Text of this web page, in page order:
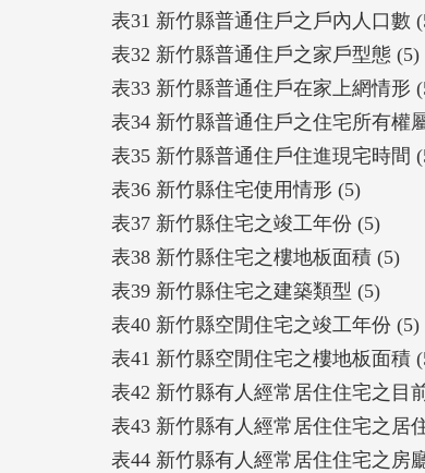
表31 新竹縣普通住戶之戶內人口數
表32 新竹縣普通住戶之家戶型態 (5)
表33 新竹縣普通住戶在家上網情形
表34 新竹縣普通住戶之住宅所有權
表35 新竹縣普通住戶住進現宅時間
表36 新竹縣住宅使用情形 (5)
表37 新竹縣住宅之竣工年份 (5)
表38 新竹縣住宅之樓地板面積 (5)
表39 新竹縣住宅之建築類型 (5)
表40 新竹縣空閒住宅之竣工年份 (5)
表41 新竹縣空閒住宅之樓地板面積
表42 新竹縣有人經常居住住宅之目
表43 新竹縣有人經常居住住宅之居
表44 新竹縣有人經常居住住宅之房